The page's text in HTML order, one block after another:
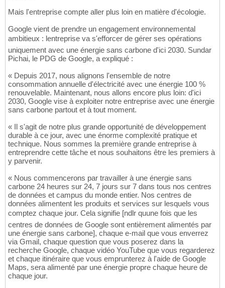
Mais l'entreprise compte aller plus loin en matière d'écologie.
Google vient de prendre un engagement environnemental
ambitieux : lentreprise va s'efforcer de gérer ses opérations
uniquement avec une énergie sans carbone d'ici 2030. Sundar
Pichai, le PDG de Google, a expliqué :
« Depuis 2017, nous alignons l'ensemble de notre
consommation annuelle d'électricité avec une énergie 100 %
renouvelable. Maintenant, nous allons encore plus loin: d'ici
2030, Google vise à exploiter notre entreprise avec une énergie
sans carbone partout et à tout moment.
« Il s'agit de notre plus grande opportunité de développement
durable à ce jour, avec une énorme complexité pratique et
technique. Nous sommes la première grande entreprise à
entreprendre cette tâche et nous souhaitons être les premiers à
y parvenir.
« Nous commencerons par travailler à une énergie sans
carbone 24 heures sur 24, 7 jours sur 7 dans tous nos centres
de données et campus du monde entier. Nos centres de
données alimentent les produits et services sur lesquels vous
comptez chaque jour. Cela signifie [ndlr quune fois que les
centres de données de Google sont entièrement alimentés par
une énergie sans carbone], chaque e-mail que vous enverrez
via Gmail, chaque question que vous poserez dans la
recherche Google, chaque vidéo YouTube que vous regarderez
et chaque itinéraire que vous emprunterez à l'aide de Google
Maps, sera alimenté par une énergie propre chaque heure de
chaque jour.